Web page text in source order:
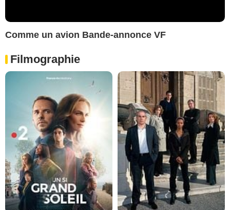
Comme un avion Bande-annonce VF
Filmographie